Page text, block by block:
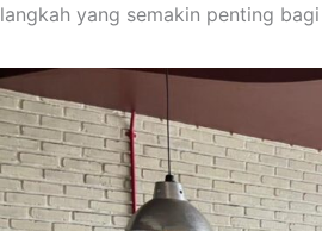
langkah yang semakin penting